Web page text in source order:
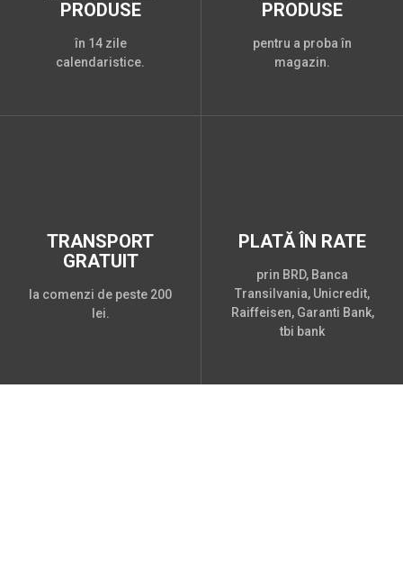
PRODUSE
în 14 zile
calendaristice.
PRODUSE
pentru a proba în
magazin.
TRANSPORT
GRATUIT
la comenzi de peste 200
lei.
PLATĂ ÎN RATE
prin BRD, Banca
Transilvania, Unicredit,
Raiffeisen, Garanti Bank,
tbi bank